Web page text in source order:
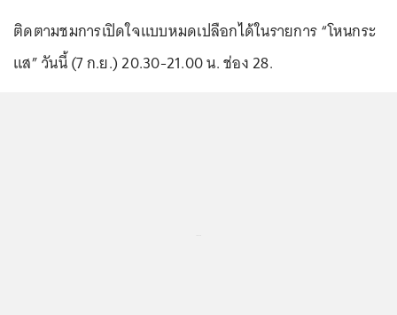
ติดตามชมการเปิดใจแบบหมดเปลือกได้ในรายการ “โหนกระ
แส” วันนี้ (7 ก.ย.) 20.30-21.00 น. ช่อง 28.